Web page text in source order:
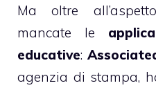
Ma oltre
mancate le
educative:
agenzia di stampa,